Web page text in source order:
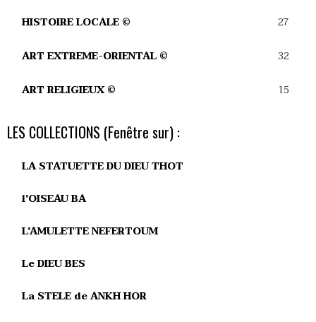
HISTOIRE LOCALE © 27
ART EXTREME-ORIENTAL © 32
ART RELIGIEUX © 15
LES COLLECTIONS (Fenêtre sur) :
LA STATUETTE DU DIEU THOT
l'OISEAU BA
L'AMULETTE NEFERTOUM
Le DIEU BES
La STELE de ANKH HOR